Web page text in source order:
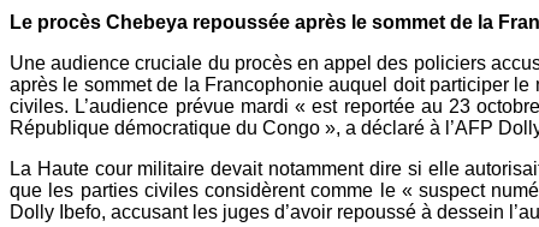
Le procès Chebeya repoussée après le sommet de la
Une audience cruciale du procès en appel des policiers
après le sommet de la Francophonie auquel doit participer
civiles. L’audience prévue mardi « est reportée au 23
République démocratique du Congo », a déclaré à l’AFP
La Haute cour militaire devait notamment dire si elle
que les parties civiles considèrent comme le « suspect
Dolly Ibefo, accusant les juges d’avoir repoussé à dessein